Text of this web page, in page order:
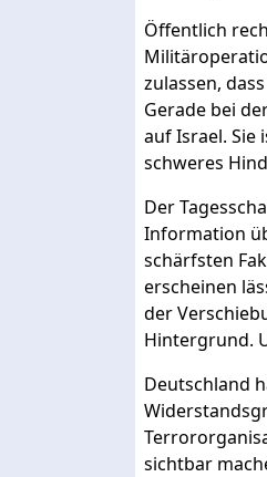
Öffentlich
zulassen,
Gerade bei
auf Israel. Sie
schweres
Der
Information
schärfsten
erscheinen
der
Hintergrund.
Deutschland
sichtbar